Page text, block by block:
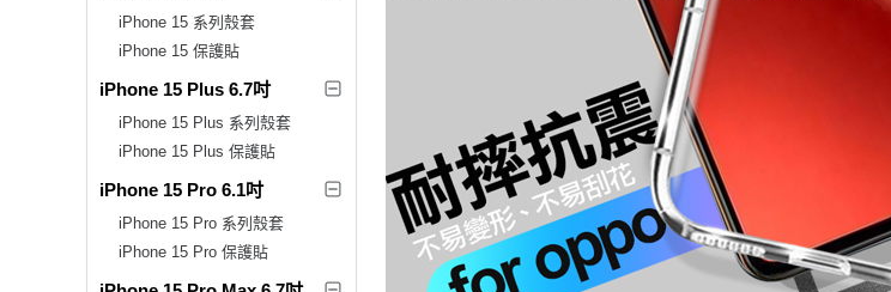
iPhone 15 系列殼套
iPhone 15 保護貼
iPhone 15 Plus 6.7吋
iPhone 15 Plus 系列殼套
iPhone 15 Plus 保護貼
iPhone 15 Pro 6.1吋
iPhone 15 Pro 系列殼套
iPhone 15 Pro 保護貼